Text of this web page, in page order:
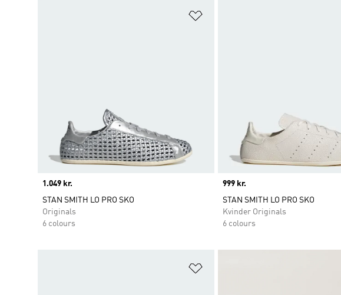
Price
1.049 kr.
STAN SMITH LO PRO SKO
Originals
6 colours
Price
999 kr.
STAN SMITH LO PRO SKO
Kvinder Originals
6 colours